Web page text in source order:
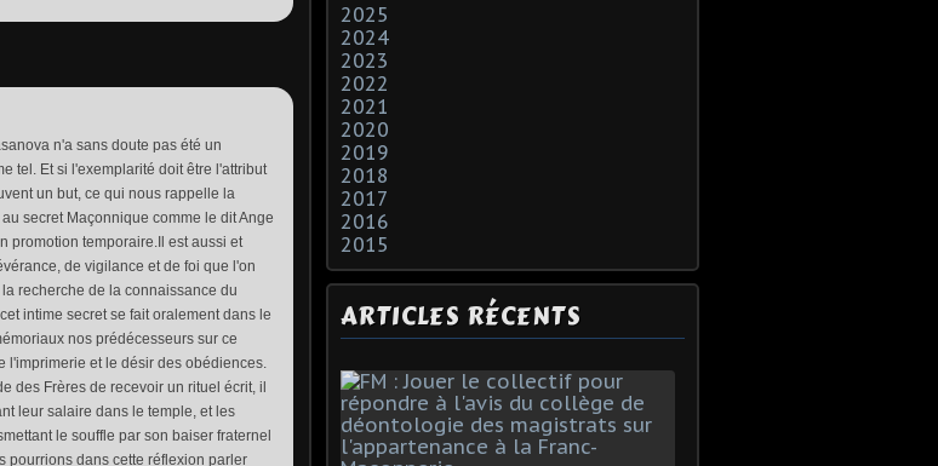
n'a sans doute pas été un
tel. Et si l'exemplarité doit être l'attribut
un but, ce qui nous rappelle la
secret Maçonnique comme le dit Ange
promotion temporaire.Il est aussi et
de vigilance et de foi que l'on
recherche de la connaissance du
intime secret se fait oralement dans le
nos prédécesseurs sur ce
l'imprimerie et le désir des obédiences.
des Frères de recevoir un rituel écrit, il
leur salaire dans le temple, et les
le souffle par son baiser fraternel
pourrions dans cette réflexion parler
2025
2024
2023
2022
2021
2020
2019
2018
2017
2016
2015
ARTICLES RÉCENTS